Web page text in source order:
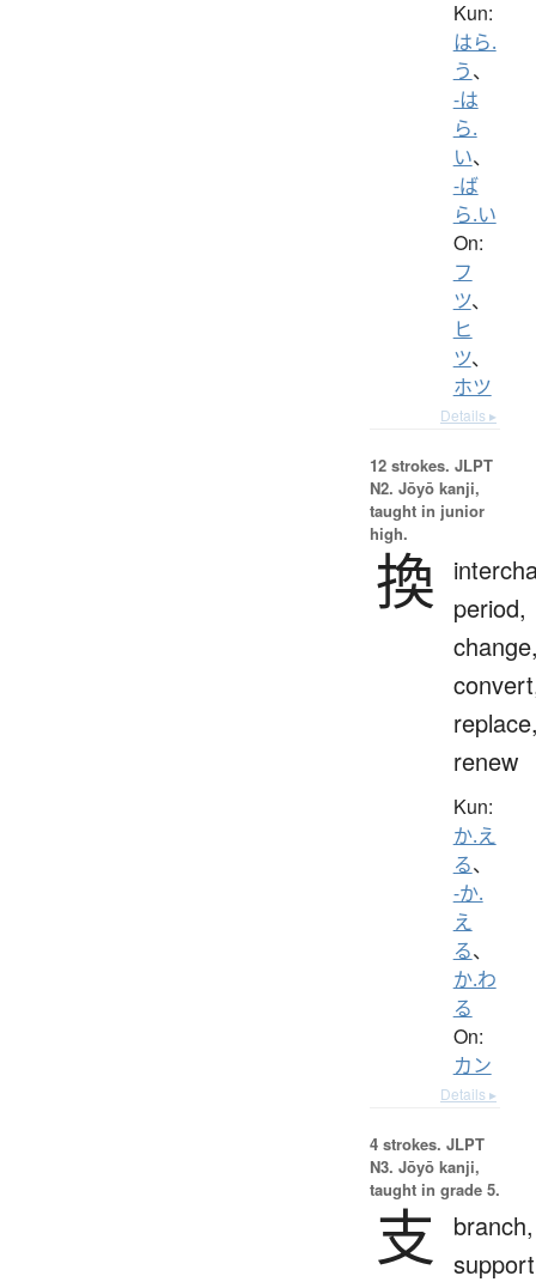
Kun:
はら.
う、
-は
ら.
い、
-ば
ら.い
On:
フ
ツ、
ヒ
ツ、
ホツ
Details ▸
12 strokes. JLPT
N2. Jōyō kanji,
taught in junior
high.
換
period,
renew
Kun:
か.え
る、
-か.
え
る、
か.わ
る
On:
カン
Details ▸
4 strokes. JLPT
N3. Jōyō kanji,
taught in grade 5.
支
branch,